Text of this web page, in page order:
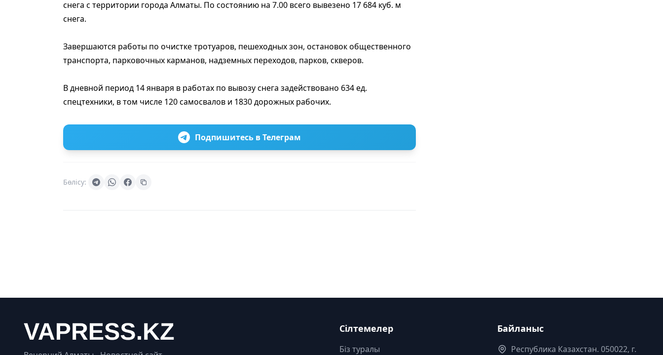
снега с территории города Алматы. По состоянию на 7.00 всего вывезено 17 684 куб. м
снега.
Завершаются работы по очистке тротуаров, пешеходных зон, остановок общественного
транспорта, парковочных карманов, надземных переходов, парков, скверов.
В дневной период 14 января в работах по вывозу снега задействовано 634 ед.
спецтехники, в том числе 120 самосвалов и 1830 дорожных рабочих.
Подпишитесь в Телеграм
Бөлісу:
Сілтемелер
Біз туралы
Байланыс
Республика Казахстан. 050022, г.